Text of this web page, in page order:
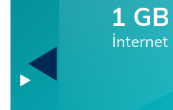
1 GB
İnternet